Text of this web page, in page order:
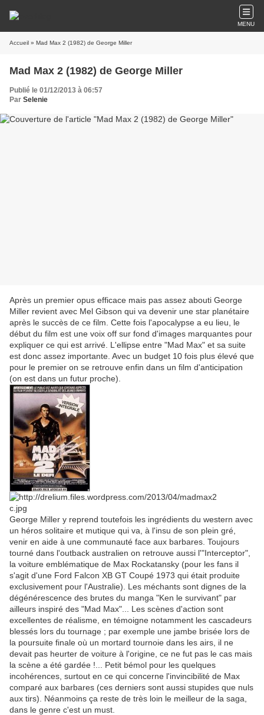
MENU
Accueil » Mad Max 2 (1982) de George Miller
Mad Max 2 (1982) de George Miller
Publié le 01/12/2013 à 06:57
Par Selenie
Après un premier opus efficace mais pas assez abouti George
Miller revient avec Mel Gibson qui va devenir une star planétaire
après le succès de ce film. Cette fois l'apocalypse a eu lieu, le
début du film est une voix off sur fond d'images marquantes pour
expliquer ce qui est arrivé. L'ellipse entre "Mad Max" et sa suite
est donc assez importante. Avec un budget 10 fois plus élevé que
pour le premier on se retrouve enfin dans un film d'anticipation
(on est dans un futur proche).
George Miller y reprend toutefois les ingrédients du western avec
un héros solitaire et mutique qui va, à l'insu de son plein gré,
venir en aide à une communauté face aux barbares. Toujours
tourné dans l'outback australien on retrouve aussi l'"Interceptor",
la voiture emblématique de Max Rockatansky (pour les fans il
s'agit d'une Ford Falcon XB GT Coupé 1973 qui était produite
exclusivement pour l'Australie). Les méchants sont dignes de la
dégénérescence des brutes du manga "Ken le survivant" par
ailleurs inspiré des "Mad Max"... Les scènes d'action sont
excellentes de réalisme, en témoigne notamment les cascadeurs
blessés lors du tournage ; par exemple une jambe brisée lors de
la poursuite finale où un mortard tournoie dans les airs, il ne
devait pas heurter de voiture à l'origine, ce ne fut pas le cas mais
la scène a été gardée !... Petit bémol pour les quelques
incohérences, surtout en ce qui concerne l'invincibilité de Max
comparé aux barbares (ces derniers sont aussi stupides que nuls
aux tirs). Néanmoins ça reste de très loin le meilleur de la saga,
dans le genre c'est un must.